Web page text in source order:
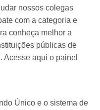
nossos colegas
com a categoria e
conheça melhor a
públicas de
Acesse aqui o painel
Único e o sistema de